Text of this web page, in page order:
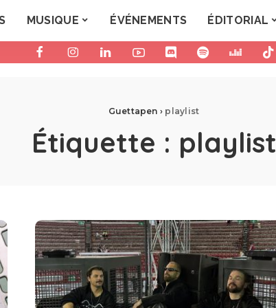
MUSIQUE ÉVÉNEMENTS ÉDITORIAL
Guettapen › playlist
Étiquette : playlist